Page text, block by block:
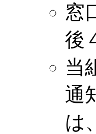
窓
後
当
通
は